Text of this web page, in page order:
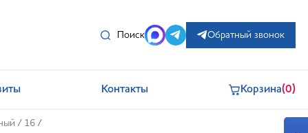
Поиск Обратный звонок
Контакты Корзина(0)
/ 16 /